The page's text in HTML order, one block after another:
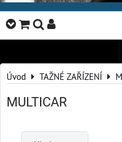
Úvod TAŽNÉ ZAŘÍZENÍ
MULTICAR